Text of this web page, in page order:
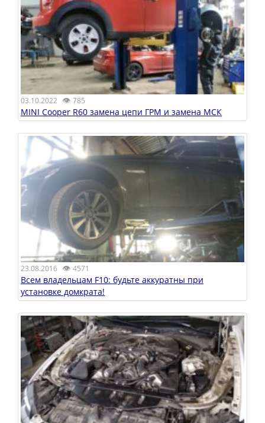
03.10.2022 👁 785
MINI Cooper R60 замена цепи ГРМ и замена МСК
23.08.2016 👁 4571
Всем владельцам F10: будьте аккуратны при
установке домкрата!